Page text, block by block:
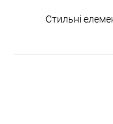
Стильні